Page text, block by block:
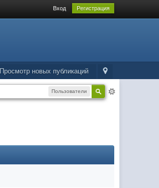
Вход Регистрация
Просмотр новых публикаций
Пользователи